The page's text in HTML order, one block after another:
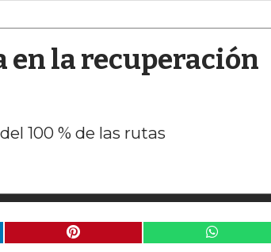
en la recuperación
100 % de las rutas